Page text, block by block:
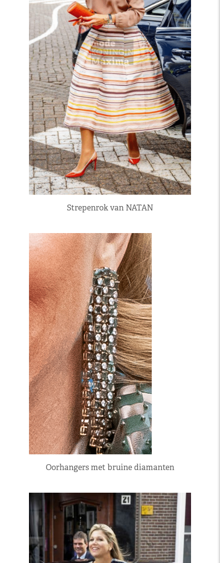
Strepenrok van NATAN
Oorhangers met bruine diamanten